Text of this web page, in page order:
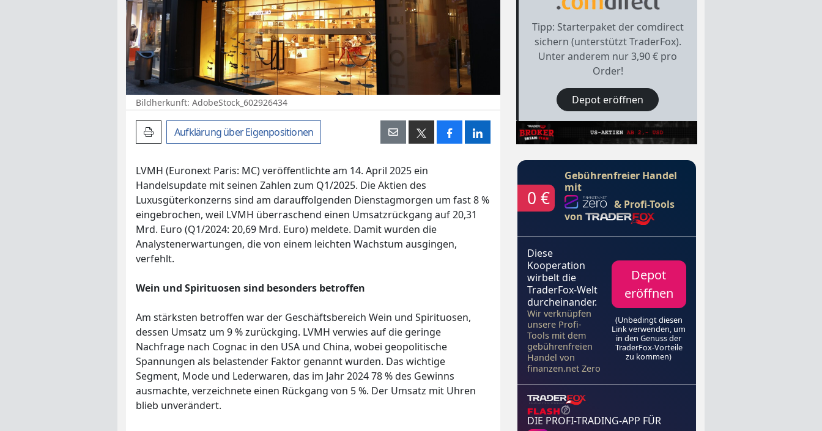
Bildherkunft: AdobeStock_602926434
Artikel drucken
Aufklärung überEigenpositionen
LVMH (Euronext Paris: MC) veröffentlichte am 14. April 2025 ein
Handelsupdate mit seinen Zahlen zum Q1/2025. Die Aktien des
Luxusgüterkonzerns sind am darauffolgenden Dienstagmorgen um fast 8 %
eingebrochen, weil LVMH überraschend einen Umsatzrückgang auf 20,31
Mrd. Euro (Q1/2024: 20,69 Mrd. Euro) meldete. Damit wurden die
Analystenerwartungen, die von einem leichten Wachstum ausgingen,
verfehlt.
Wein und Spirituosen sind besonders betroffen
Am stärksten betroffen war der Geschäftsbereich Wein und Spirituosen,
dessen Umsatz um 9 % zurückging. LVMH verwies auf die geringe
Nachfrage nach Cognac in den USA und China, wobei geopolitische
Spannungen als belastender Faktor genannt wurden. Das wichtige
Segment, Mode und Lederwaren, das im Jahr 2024 78 % des Gewinns
ausmachte, verzeichnete einen Rückgang von 5 %. Der Umsatz mit Uhren
blieb unverändert.
Tipp: Starterpaket der comdirect
sichern (unterstützt TraderFox).
Unter anderem nur 3,90 € pro
Order!
Depot eröffnen
0 €
Gebührenfreier Handel
mit
& Profi-Tools
von
Diese
Kooperation
wirbelt die
TraderFox-Welt
durcheinander.
Wir verknüpfen
unsere Profi-
Tools mit dem
gebührenfreien
Handel von
finanzen.net Zero
Depot
eröffnen
(Unbedingt diesen
Link verwenden, um
in den Genuss der
TraderFox-Vorteile
zu kommen)
DIE PROFI-TRADING-APP FÜR